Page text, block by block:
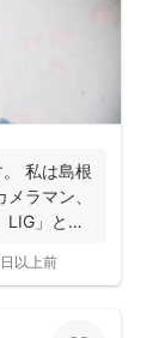
私は島根
ラマン、
」とい
以上前